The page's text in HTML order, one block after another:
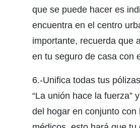
que se puede hacer es
encuentra en el centro
importante, recuerda que
en tu seguro de casa con
6.-Unifica todas tus
“La unión hace la fuerza”
del hogar en conjunto